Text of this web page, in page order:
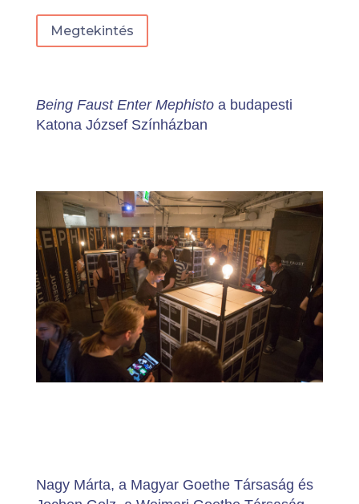
Megtekintés
Being Faust Enter Mephistoa budapesti
Katona József Színházban
Nagy Márta, a Magyar Goethe Társaság és